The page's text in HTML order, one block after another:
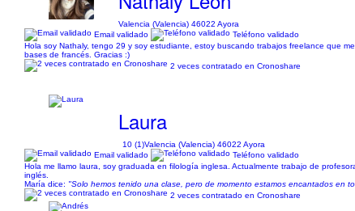
Valencia (Valencia) 46022 Ayora
Email validado
Teléfono validado
Hola soy Nathaly, tengo 29 y soy estudiante, estoy buscando trabajos freelance que
bases de francés. Gracias :)
2 veces contratado en Cronoshare
Laura
10 (1)Valencia (Valencia) 46022 Ayora
Email validado
Teléfono validado
Hola me llamo laura, soy graduada en filología inglesa. Actualmente trabajo de
inglés.
María dice: "Solo hemos tenido una clase, pero de momento estamos encantados en
2 veces contratado en Cronoshare